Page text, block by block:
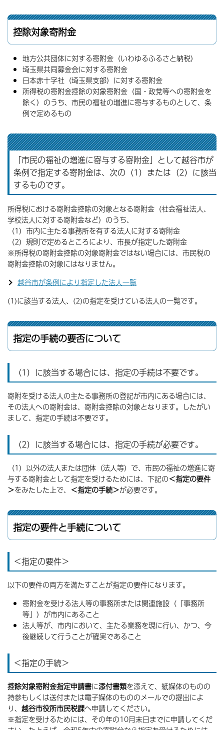
控除対象寄附金
地方公共団体に対する寄附金（いわゆるふるさと納税）
埼玉県共同募金会に対する寄附金
日本赤十字社（埼玉県支部）に対する寄附金
所得税の寄附金控除の対象寄附金（国・政党等への寄附金を
除く）のうち、市民の福祉の増進に寄与するものとして、条
例で定めるもの
「市民の福祉の増進に寄与する寄附金」として越谷市が
条例で指定する寄附金は、次の（1）または（2）に該当
するものです。
所得税における寄附金控除の対象となる寄附金（社会福祉法人、
学校法人に対する寄附金など）のうち、
（1）市内に主たる事務所を有する法人に対する寄附金
（2）規則で定めるところにより、市長が指定した寄附金
※所得税の寄附金控除の対象寄附金ではない場合には、市民税の
寄附金控除の対象にはなりません。
越谷市が条例により指定した法人一覧
(1)に該当する法人、(2)の指定を受けている法人の一覧です。
指定の手続の要否について
（1）に該当する場合には、指定の手続は不要です。
寄附を受ける法人の主たる事務所の登記が市内にある場合には、
その法人への寄附金は、寄附金控除の対象となります。したがい
まして、指定の手続は不要です。
（2）に該当する場合には、指定の手続が必要です。
（1）以外の法人または団体（法人等）で、市民の福祉の増進に寄
与する寄附金として指定を受けるためには、下記の＜指定の要件
＞をみたした上で、 ＜指定の手続＞が必要です。
指定の要件と手続について
＜指定の要件＞
以下の要件の両方を満たすことが指定の要件になります。
寄附金を受ける法人等の事務所または関連施設（「事務所
等」）が市内にあること
法人等が、市内において、主たる業務を現に行い、かつ、今
後継続して行うことが確実であること
＜指定の手続＞
控除対象寄附金指定申請書に添付書類を添えて、紙媒体のものの
持参もしくは送付または電子媒体のもののメールでの提出によ
り、 越谷市役所市民税課へ申請してください。
※指定を受けるためには、その年の10月末日までに申請してくだ